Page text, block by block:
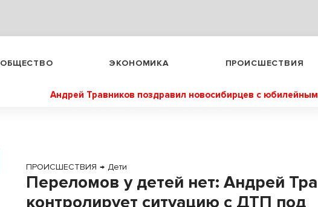
ОБЩЕСТВО ЭКОНОМИКА ПРОИСШЕСТВИЯ
Андрей Травников поздравил новосибирцев с
ПРОИСШЕСТВИЯ → Дети
Переломов у детей нет: Андрей
контролирует ситуацию с ДТП под